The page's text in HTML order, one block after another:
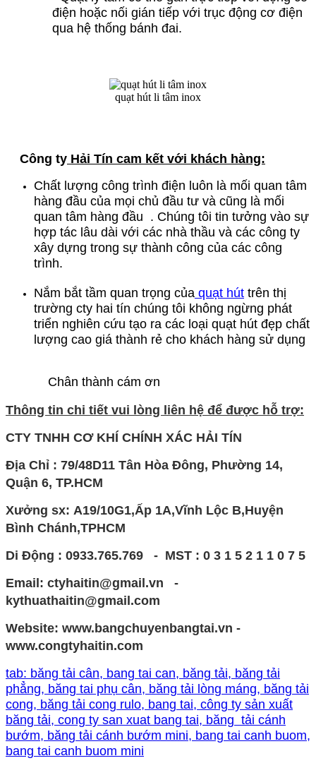
điện hoặc nối gián tiếp với trục động cơ điện
qua hệ thống bánh đai.
quạt hút li tâm inox
Công ty Hải Tín cam kết với khách hàng:
Chất lượng công trình điện luôn là mối quan tâm
hàng đầu của mọi chủ đầu tư và cũng là mối
quan tâm hàng đầu . Chúng tôi tin tưởng vào sự
hợp tác lâu dài với các nhà thầu và các công ty
xây dựng trong sự thành công của các công
trình.
Nắm bắt tầm quan trọng của quạt hút trên thị
trường cty hai tín chúng tôi không ngừng phát
triển nghiên cứu tạo ra các loại quạt hút đẹp chất
lượng cao giá thành rẻ cho khách hàng sử dụng
Chân thành cám ơn
Thông tin chi tiết vui lòng liên hệ để được hỗ trợ:
CTY TNHH CƠ KHÍ CHÍNH XÁC HẢI TÍN
Địa Chỉ : 79/48D11 Tân Hòa Đông, Phường 14,
Quận 6, TP.HCM
Xưởng sx: A19/10G1,Ấp 1A,Vĩnh Lộc B,Huyện
Bình Chánh,TPHCM
Di Động : 0933.765.769 - MST : 0 3 1 5 2 1 1 0 7 5
Email: ctyhaitin@gmail.vn -
kythuathaitin@gmail.com
Website: www.bangchuyenbangtai.vn -
www.congtyhaitin.com
tab: băng tải cân, bang tai can, băng tải, băng tải
phẳng, băng tai phụ cân, băng tải lòng máng, băng tải
cong, băng tải cong rulo, bang tai, công ty sản xuất
băng tải, cong ty san xuat bang tai, băng tải cánh
bướm, băng tải cánh bướm mini, bang tai canh buom,
bang tai canh buom mini